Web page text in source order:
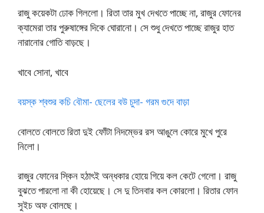
রাজু কয়েকটা ঢোক গিললো। রিতা তার মুখ দেখতে পাচ্ছে না, রাজুর ফোনের
ক্যামেরা তার পুরুষাঙ্গের দিকে ঘোরানো। সে শুধু দেখতে পাচ্ছে রাজুর হাত
নারানোর গোতি বাড়ছে।
খাবে সোনা, খাবে
বয়স্ক শ্বশুর কচি বৌমা- ছেলের বউ চুদা- গরম গুদে বাড়া
বোলতে বোলতে রিতা দুই ফোঁটা নিদম্ভের রস আঙুলে কোরে মুখে পুরে
নিলো।
রাজুর ফোনের স্কিন হঠাৎই অন্ধকার হোয়ে গিয়ে কল কেটে গেলো। রাজু
বুঝতে পারলো না কী হোয়েছে। সে দু তিনবার কল কোরলো। রিতার ফোন
সুইচ অফ বোলছে।